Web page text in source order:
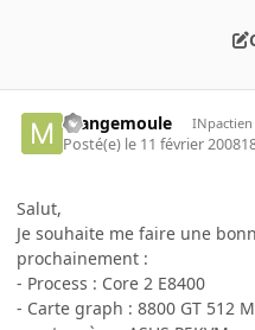
mangemoule INpactien
Posté(e) le 11 février 2008
Salut,
Je souhaite me faire une
prochainement :
- Process : Core 2 E8400
- Carte graph : 8800 GT 512